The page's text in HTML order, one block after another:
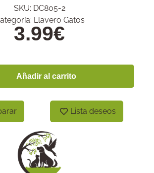
SKU: DC805-2
Llavero Gatos
3.99€
Añadir al carrito
Lista deseos